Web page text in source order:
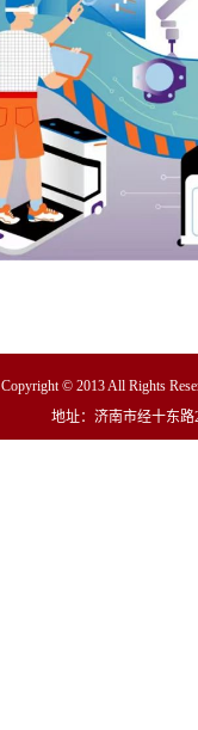
Copyright © 2013 All Rights
地址：济南市经十东路